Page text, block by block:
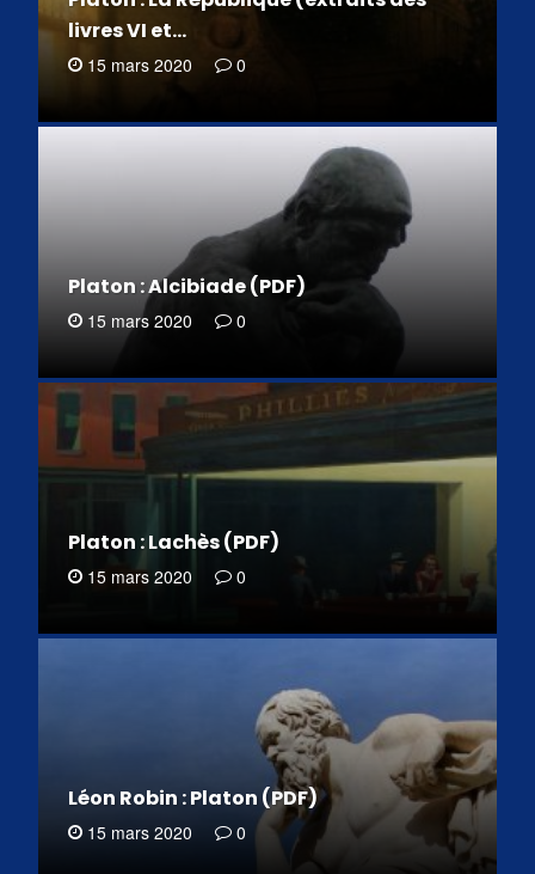
livres VI et…
15 mars 2020 0
Platon : Alcibiade (PDF)
15 mars 2020 0
Platon : Lachès (PDF)
15 mars 2020 0
Léon Robin : Platon (PDF)
15 mars 2020 0